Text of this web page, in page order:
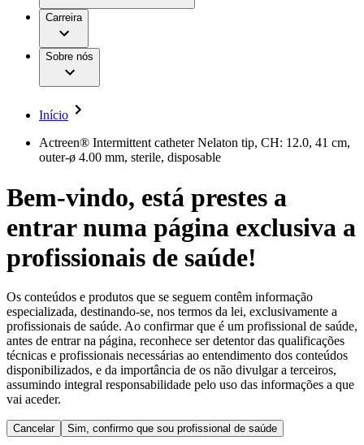
Aesculap Academy
Contentores Estéreis
Motores Cirúrgicos
Nutrição Clínica
Oncologia
Prevenção e Controlo de Infeções
Retenção Urinária e Urologia
Suturas e Especialidades Cirúrgicas
Terapia da Dor
Terapia de Intervenção Vascular
Tratamento de Feridas
Tratamento de Sangue Extracorporal
Soluções
Terapias
Patologias e Cuidados
Serviços
Cuidados Domiciliários
Coordenamos os seus cuidados médicos quando recebe alta
do hospital. Para mais informações, visite a nossa página de
cuidados domiciliários.
Trabalhar na B. Braun
Oportunidades de emprego
A nossa cultura
Vagas disponíveis
Descubra as tuas oportunidades de carreira na B. Braun.
Pesquise no nosso mercado de trabalho global por perfis de
trabalho interessantes.
Centro de Inovação
Responsabilidade
Acesso aos Cuidados de Saúde
Comunicados de Imprensa
Contactos
Formulário de Contacto
Localizações
Responsabilidade
Media
Contactos
Carreira
Sobre nós
Início
Actreen® Intermittent catheter Nelaton tip, CH: 12.0, 41 cm,
outer-ø 4.00 mm, sterile, disposable
Bem-vindo, está prestes a
entrar numa página exclusiva a
profissionais de saúde!
Os conteúdos e produtos que se seguem contêm informação
especializada, destinando-se, nos termos da lei, exclusivamente a
profissionais de saúde. Ao confirmar que é um profissional de saúde,
antes de entrar na página, reconhece ser detentor das qualificações
técnicas e profissionais necessárias ao entendimento dos conteúdos
disponibilizados, e da importância de os não divulgar a terceiros,
assumindo integral responsabilidade pelo uso das informações a que
vai aceder.
Cancelar Sim, confirmo que sou profissional de saúde